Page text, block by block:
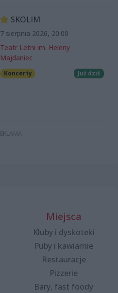
SKOLIM
7 sierpnia 2026, 20:00
Teatr Letni im. Heleny
Majdaniec
Koncerty Już dziś
Miejsca
Kluby i dyskoteki
Puby i kawiarnie
Restauracje
Pizzerie
Bary, fast foody